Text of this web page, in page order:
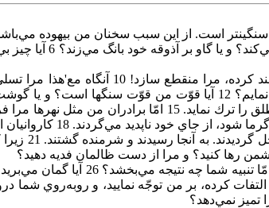
اندرون‌ من‌ است‌، و روح‌ من‌ زهر آنها را
8 «كاش‌ كه‌ مسألت‌ من‌ برآورده‌ شود، و خدا آرزوي‌ مرا به‌ من‌ بدهد! 9 و خدا
بي‌اعانت‌ نيستم‌؟ و مساعدت‌ از من‌ مطرود نشده‌ است‌؟ 14 حقّ شكسته‌دل‌ از دوستش‌ ترحّم‌ است‌، اگر چه‌هم‌
كه‌ مي‌گذرند؛ 16 كه‌ از يخ‌ سياه‌فام‌ مي‌باشند، و
در بيابان‌ داخل‌ شده‌،
24 «مرا تعليم‌ دهيد و من‌ خاموش‌ خواهم‌ شد، و مرا بفهمانيد كه‌ در